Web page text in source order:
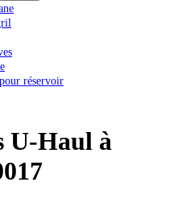
réservoir
U-Haul à